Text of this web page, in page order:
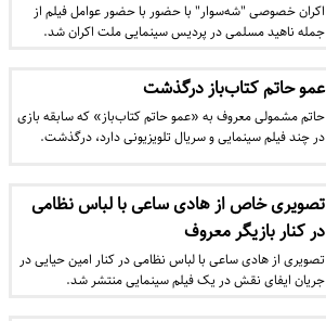
اکران خصوصی "شه‌سوار" با حضور با حضور عوامل فیلم از
جمله ناهید مسلمی در پردیس سینمایی ملت اکران شد.
عمو حاتم کتاب‌باز درگذشت
حاتم مشمولی معروف به «عمو حاتم کتاب‌باز» که سابقه بازی
در چند فیلم سینمایی و سریال تلویزیونی دارد، درگذشت.
تصویری خاص از هادی ساعی با لباس نظامی
در کنار بازیگر معروف
تصویری از هادی ساعی با لباس نظامی در کنار امین حیایی در
جریان ایفای نقش در یک فیلم سینمایی منتشر شد.